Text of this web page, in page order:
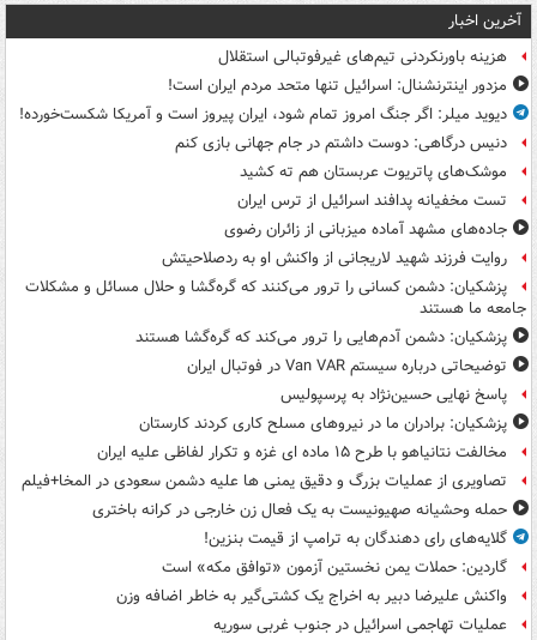
آخرین اخبار
هزینه باورنکردنی تیم‌های غیرفوتبالی استقلال
مزدور اینترنشنال: اسرائیل تنها متحد مردم ایران است!
دیوید میلر: اگر جنگ امروز تمام شود، ایران پیروز است و آمریکا شکست‌خورده!
دنیس درگاهی: دوست داشتم در جام جهانی بازی کنم
موشک‌های پاتریوت عربستان هم ته‌ کشید
تست مخفیانه پدافند اسرائیل از ترس ایران
جاده‌های مشهد آماده میزبانی از زائران رضوی
روایت فرزند شهید لاریجانی از واکنش او به ردصلاحیتش
پزشکیان: دشمن کسانی را ترور می‌کنند که گره‌گشا و حلال مسائل و مشکلات
جامعه ما هستند
پزشکیان: دشمن آدم‌هایی را ترور می‌کند که گره‌گشا هستند
توضیحاتی درباره سیستم Van VAR در فوتبال ایران
پاسخ نهایی حسین‌نژاد به پرسپولیس
پزشکیان: برادران ما در نیروهای مسلح کاری کردند کارستان
مخالفت نتانیاهو با طرح ۱۵ ماده ای غزه و تکرار لفاظی علیه ایران
تصاویری از عملیات بزرگ و دقیق یمنی ها علیه دشمن سعودی در المخا+فیلم
حمله وحشیانه صهیونیست به یک فعال زن خارجی در کرانه باختری
گلایه‌های رای دهندگان به ترامپ از قیمت بنزین!
گاردین: حملات یمن نخستین آزمون «توافق مکه» است
واکنش علیرضا دبیر به اخراج یک کشتی‌گیر به خاطر اضافه وزن
عملیات تهاجمی اسرائیل در جنوب غربی سوریه